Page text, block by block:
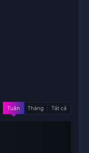
Tuần Tháng Tất cả